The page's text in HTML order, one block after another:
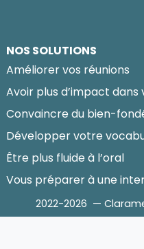
NOS SOLUTIONS
Améliorer vos réunions
Avoir plus d’impact
Convaincre du bien-
Développer votre
Être plus fluide à l’oral
Vous préparer à une
2022-2026 —